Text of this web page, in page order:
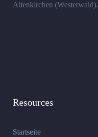
Altenkirchen (Westerwald).
Resources
Startseite